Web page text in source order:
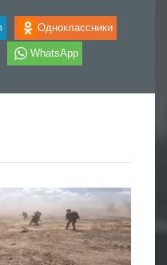
Одноклассники
WhatsApp